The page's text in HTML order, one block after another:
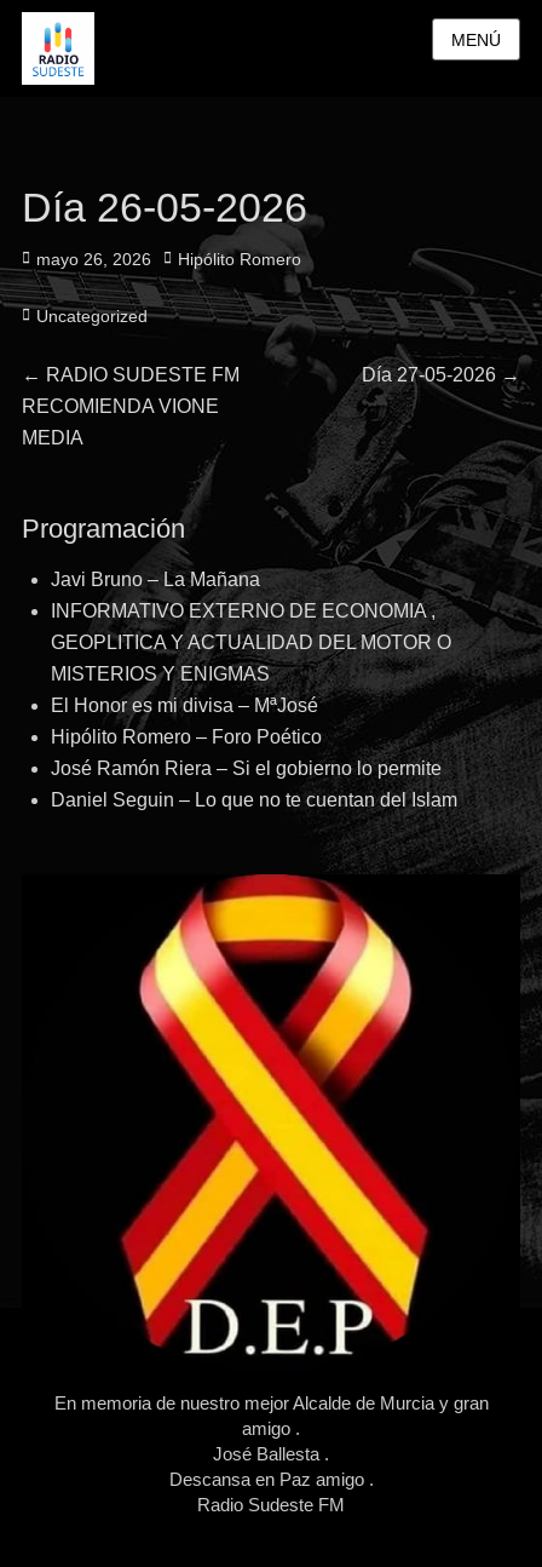
MENÚ
Día 26-05-2026
Publicado
el
mayo 26, 2026 Autor
Hipólito Romero
Categorías
Uncategorized
Navegación
de
← Entrada
anterior:
RADIO SUDESTE FM
RECOMIENDA VIONE
MEDIA
Entrada
siguiente:
Día 27-05-2026 →
Programación
Javi Bruno – La Mañana
INFORMATIVO EXTERNO DE ECONOMIA ,
GEOPLITICA Y ACTUALIDAD DEL MOTOR O
MISTERIOS Y ENIGMAS
El Honor es mi divisa – MªJosé
Hipólito Romero – Foro Poético
José Ramón Riera – Si el gobierno lo permite
Daniel Seguin – Lo que no te cuentan del Islam
En memoria de nuestro mejor Alcalde de Murcia y gran
amigo .
José Ballesta .
Descansa en Paz amigo .
Radio Sudeste FM